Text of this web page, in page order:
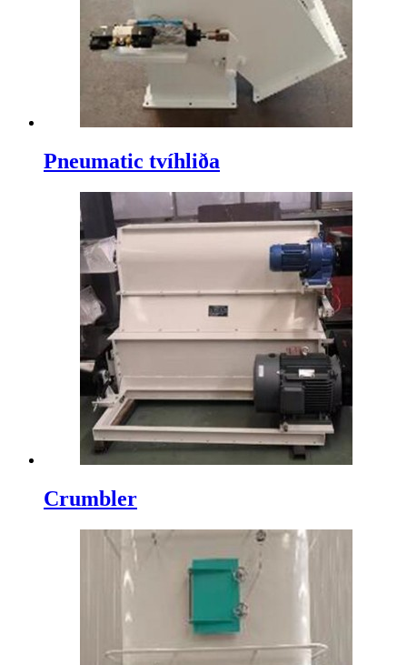
Pneumatic tvíhliða
Crumbler